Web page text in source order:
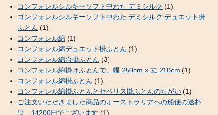
コンフォレルシルキーソフト中わた デミシルク (1)
コンフォレルシルキーソフト中わた デミシルク デュエット掛
ふとん (1)
コンフォレル綿 (1)
コンフォレル綿デュエット掛ふとん (1)
コンフォレル綿合掛ふとん (3)
コンフォレル綿掛けふとんで、幅 250cm × 丈 210cm (1)
コンフォレル綿掛ふとん (1)
コンフォレル綿掛ふとんとセベリス掛ふとんのちがい (1)
ご注文いただきました商品のオーストラリアへの船便の送料
は、14200円でございます (1)